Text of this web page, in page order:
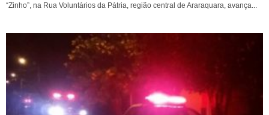
“Zinho”, na Rua Voluntários da Pátria, região central de Araraquara, avança...